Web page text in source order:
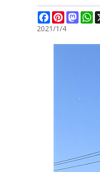
FacebookPinterest
Mastodon
WhatsApp
2021/1/4